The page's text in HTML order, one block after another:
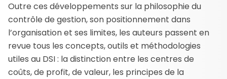
Outre ces développements sur la philosophie du
contrôle de gestion, son positionnement dans
l’organisation et ses limites, les auteurs passent en
revue tous les concepts, outils et méthodologies
utiles au DSI : la distinction entre les centres de
coûts, de profit, de valeur, les principes de la